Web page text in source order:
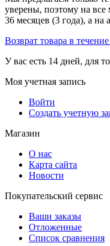
уверены, поэтому на все
36 месяцев (3 года), а на
Возврат товара в
У вас есть 14 дней, для
Моя учетная запись
Войти
Создать учетную
Магазин
О нас
Карта сайта
Новости
Покупательский сервис
Ваши заказы
Отложенные
Список сравнения